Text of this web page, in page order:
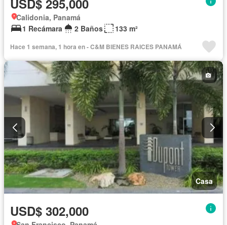
USD$ 295,000
Calidonia, Panamá
1 Recámara
2 Baños 133 m²
Hace 1 semana, 1 hora en - C&M BIENES RAICES PANAMÁ
Casa
USD$ 302,000